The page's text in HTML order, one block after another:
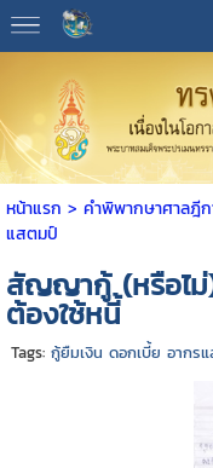
หน้าแรก > คำพิพากษาศาลฎี
แสตมป์
สัญญากู้ (หรือไม่
ต้องใช้หนี้
Tags: กู้ยืมเงิน ดอกเบี้ย อากร